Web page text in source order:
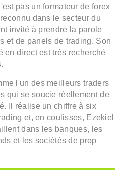
pas un formateur de forex
dans le secteur du
invité à prendre la parole
et de panels de trading. Son
en direct est très recherché
l'un des meilleurs traders
qui se soucie réellement de
Il réalise un chiffre à six
et, en coulisses, Ezekiel
dans les banques, les
et les sociétés de prop